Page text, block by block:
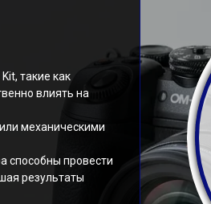
такие как
влиять на
механическими
способны провести
результаты